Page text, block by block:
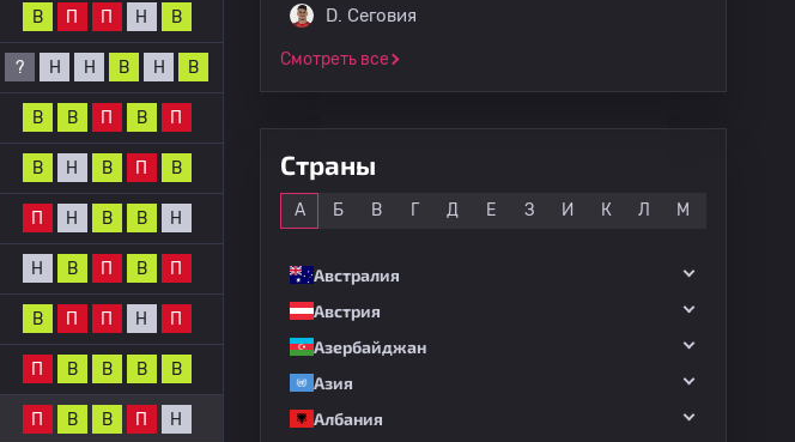
В П П Н В
? Н Н В Н В
В В П В П
В Н В П В
П Н В В Н
Н В П В П
В П П Н П
П В В В В
П В В П Н
D. Сеговия
Смотреть все
Страны
А Б В Г Д Е З И К Л М
Австралия
Австрия
Азербайджан
Азия
Албания